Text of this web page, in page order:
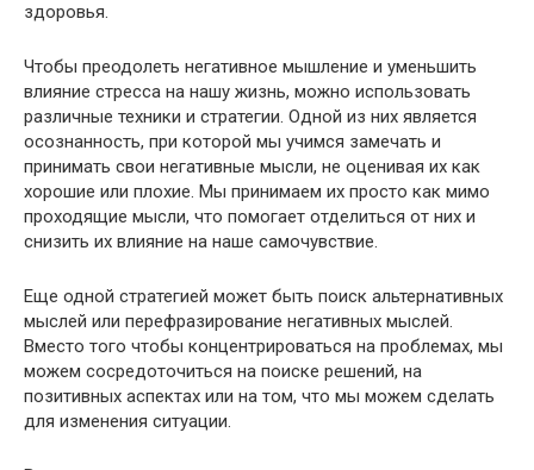
здоровья.
Чтобы преодолеть негативное мышление и уменьшить
влияние стресса на нашу жизнь, можно использовать
различные техники и стратегии. Одной из них является
осознанность, при которой мы учимся замечать и
принимать свои негативные мысли, не оценивая их как
хорошие или плохие. Мы принимаем их просто как мимо
проходящие мысли, что помогает отделиться от них и
снизить их влияние на наше самочувствие.
Еще одной стратегией может быть поиск альтернативных
мыслей или перефразирование негативных мыслей.
Вместо того чтобы концентрироваться на проблемах, мы
можем сосредоточиться на поиске решений, на
позитивных аспектах или на том, что мы можем сделать
для изменения ситуации.